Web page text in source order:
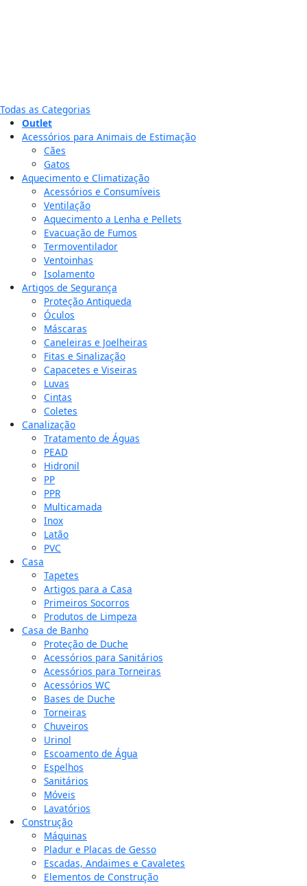
Todas as Categorias
Outlet
Acessórios para Animais de Estimação
Cães
Gatos
Aquecimento e Climatização
Acessórios e Consumíveis
Ventilação
Aquecimento a Lenha e Pellets
Evacuação de Fumos
Termoventilador
Ventoinhas
Isolamento
Artigos de Segurança
Proteção Antiqueda
Óculos
Máscaras
Caneleiras e Joelheiras
Fitas e Sinalização
Capacetes e Viseiras
Luvas
Cintas
Coletes
Canalização
Tratamento de Águas
PEAD
Hidronil
PP
PPR
Multicamada
Inox
Latão
PVC
Casa
Tapetes
Artigos para a Casa
Primeiros Socorros
Produtos de Limpeza
Casa de Banho
Proteção de Duche
Acessórios para Sanitários
Acessórios para Torneiras
Acessórios WC
Bases de Duche
Torneiras
Chuveiros
Urinol
Escoamento de Água
Espelhos
Sanitários
Móveis
Lavatórios
Construção
Máquinas
Pladur e Placas de Gesso
Escadas, Andaimes e Cavaletes
Elementos de Construção